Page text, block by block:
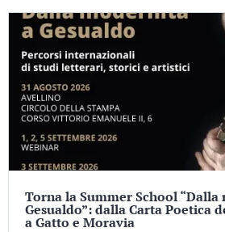
Torna la Summer School
Gesualdo”: dalla Carta Poetica
a Gatto e Moravia